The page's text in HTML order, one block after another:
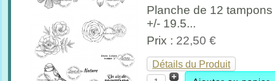
Planche de 12 tampons
+/- 19.5...
Prix : 22,50 €
Détails du Produit